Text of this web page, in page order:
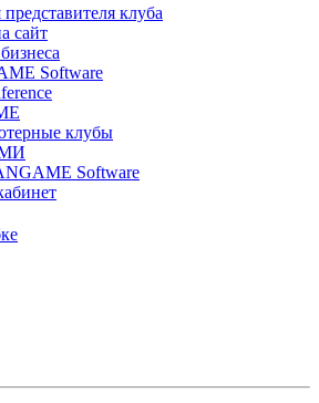
клуба
сайт
Software
клубы
Software